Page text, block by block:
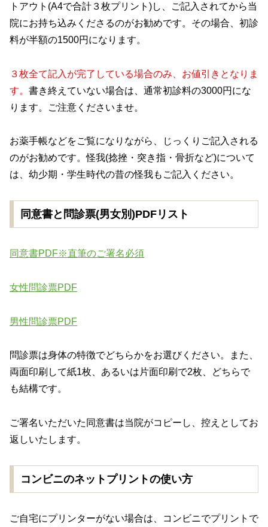
トアウト(A4で合計３枚プリント)し、ご記入されてから当
院にお持ち込みくださるのがお勧めです。その場合、初診
料が半額の1500円になります。
３枚全て記入が完了している場合のみ、お値引きとなりま
す。 書き終えていない場合は、通常初診料の3000円にな
ります。ご注意くださいませ。
お薬手帳などをご覧になりながら、じっくりご記入される
のがお勧めです。怪我(捻挫・突き指・骨折など)について
は、幼少期・学生時代の昔の怪我もご記入ください。
同意書と問診票(男女別)PDFリスト
同意書PDF※直筆のご署名必須
女性問診票PDF
男性問診票PDF
問診票は身体の特徴でどちらかをお選びください。また、
両面印刷して紙1枚、あるいは片面印刷で2枚、どちらで
も結構です。
ご署名いただいた同意書は当院がコピーし、控えとしてお
返しいたします。
コンビニのネットプリントの使い方
ご自宅にプリンターがない場合は、コンビニでプリントで